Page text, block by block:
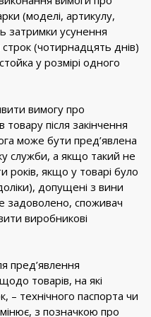
(моделі, артикулу,
затримки усунення
(чотирнадцять днів)
у розмірі одного
вимогу про
після закінчення
може бути пред’явлена
служби, а якщо такий не
років, якщо у товарі було
допущені з вини
задоволено, споживач
виробникові
пред’явлення
товарів, на які
– технічного паспорта чи
з позначкою про